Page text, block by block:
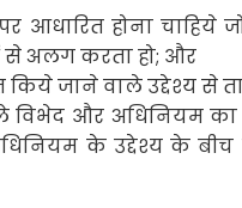
आधारित होना
से अलग करता हो; और
किये जाने वाले उद्देश्य से
विभेद और अधिनियम
के उद्देश्य के बीच